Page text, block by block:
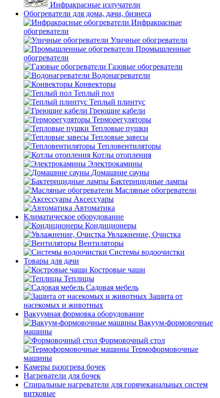
Инфракрасные излучатели
Обогреватели для дома, дачи, бизнеса
Инфракрасные
обогреватели
Уличные обогреватели
Промышленные
обогреватели
Газовые обогреватели
Водонагреватели
Конвекторы
Теплый пол
Теплый плинтус
Греющие кабели
Терморегуляторы
Тепловые пушки
Тепловые завесы
Тепловентиляторы
Котлы отопления
Электрокамины
Домашние сауны
Бактерицидные лампы
Масляные обогреватели
Аксессуары
Автоматика
Климатическое оборудование
Кондиционеры
Увлажнение, Очистка
Вентиляторы
Системы водоочистки
Товары для дачи
Костровые чаши
Теплицы
Садовая мебель
Защита от
насекомых и животных
Вакуумная формовка оборудование
Вакуум-формовочные
машины
Формовочный стол
Термоформовочные
машины
Камеры разогрева бочек
Нагреватели для бочек
Спиральные нагреватели для горячеканальных систем
витковые